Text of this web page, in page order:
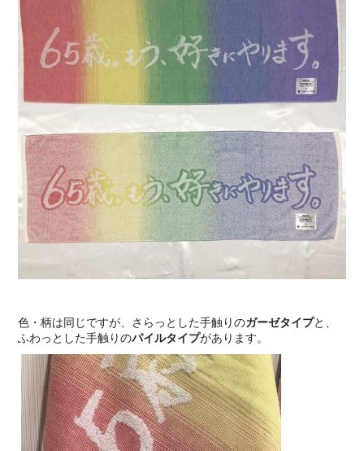
色・柄は同じですが、さらっとした手触りのガーゼタイプと、
ふわっとした手触りのパイルタイプがあります。